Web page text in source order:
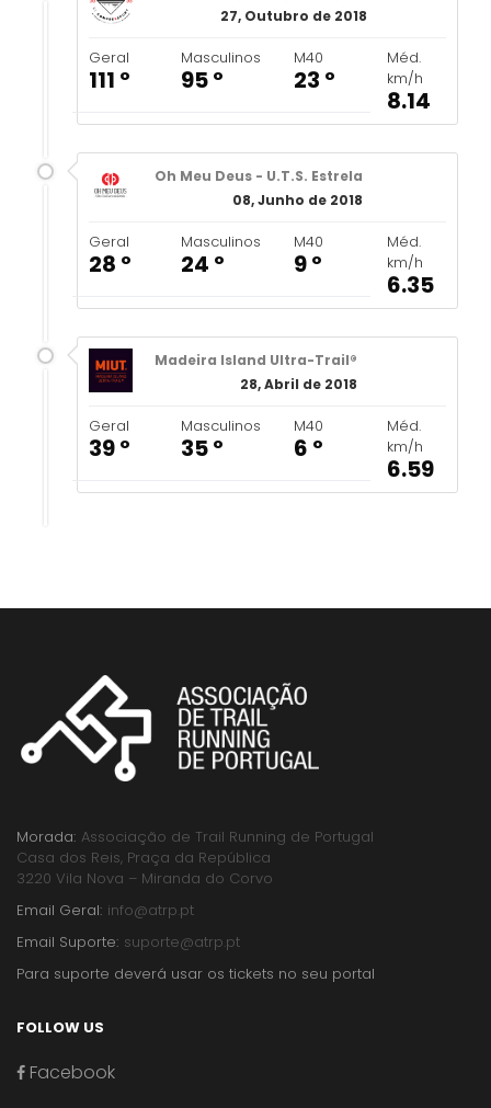
27, Outubro de 2018
Geral
111 º
Masculinos
95 º
M40
23 º
Méd.
km/h
8.14
Oh Meu Deus - U.T.S. Estrela
08, Junho de 2018
Geral
28 º
Masculinos
24 º
M40
9 º
Méd.
km/h
6.35
Madeira Island Ultra-Trail®
28, Abril de 2018
Geral
39 º
Masculinos
35 º
M40
6 º
Méd.
km/h
6.59
Morada: Associação de Trail Running de Portugal
Casa dos Reis, Praça da República
3220 Vila Nova – Miranda do Corvo
Email Geral: info@atrp.pt
Email Suporte: suporte@atrp.pt
Para suporte deverá usar os tickets no seu portal
FOLLOW US
Facebook